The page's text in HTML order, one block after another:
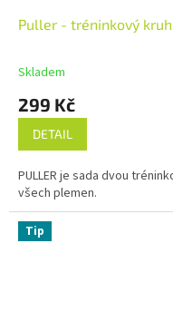
Puller - tréninkový kruh
Skladem
299 Kč
DETAIL
PULLER je sada dvou
všech plemen.
Tip